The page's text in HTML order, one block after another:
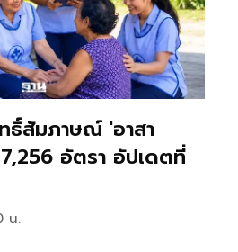
ธิ์สัมภาษณ์ 'อาสา
อัตรา อัปเดตที่
น.